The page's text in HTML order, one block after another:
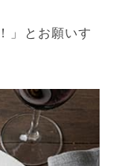
」とお願いす